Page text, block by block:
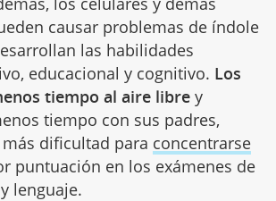
causar problemas de índole
las habilidades
educacional y cognitivo. Los
tiempo al aire libre y
tiempo con sus padres,
dificultad para concentrarse
puntuación en los exámenes de
lenguaje.